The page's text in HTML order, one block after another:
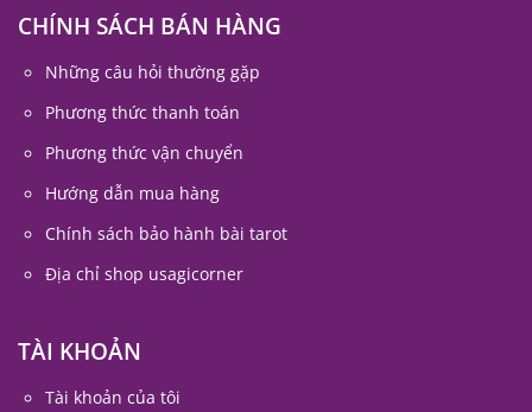
CHÍNH SÁCH BÁN HÀNG
Những câu hỏi thường gặp
Phương thức thanh toán
Phương thức vận chuyển
Hướng dẫn mua hàng
Chính sách bảo hành bài tarot
Địa chỉ shop usagicorner
TÀI KHOẢN
Tài khoản của tôi